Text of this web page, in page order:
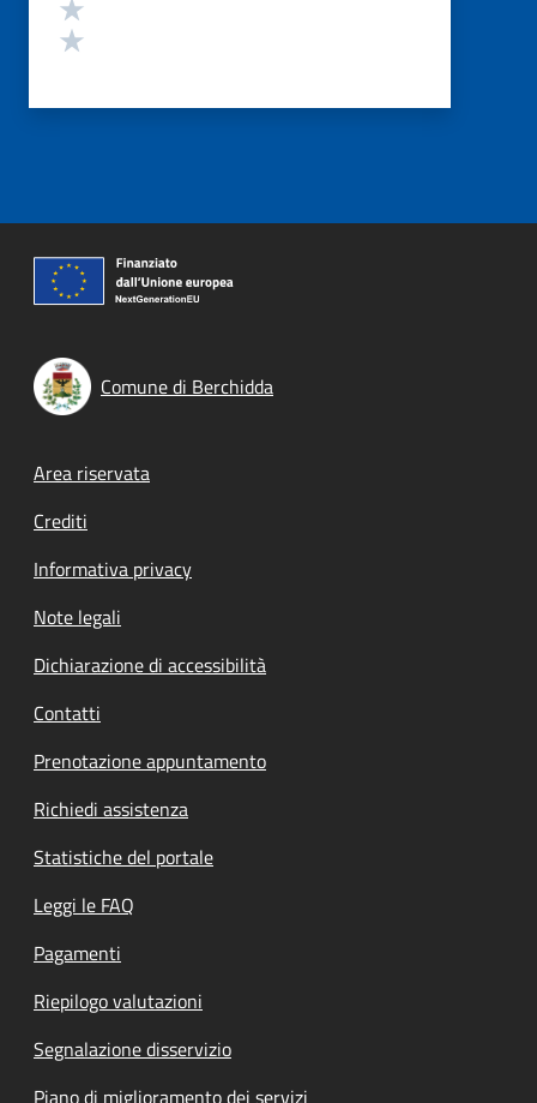
Comune di Berchidda
Footer menu
Area riservata
Crediti
Informativa privacy
Note legali
Dichiarazione di accessibilità
Contatti
Prenotazione appuntamento
Richiedi assistenza
Statistiche del portale
Leggi le FAQ
Pagamenti
Riepilogo valutazioni
Segnalazione disservizio